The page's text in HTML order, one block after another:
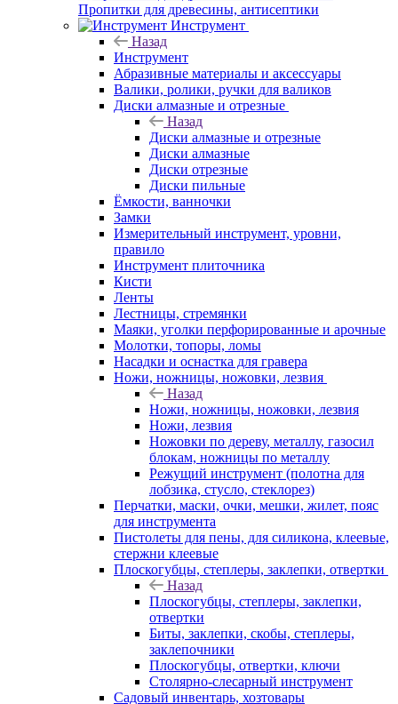
Пропитки для древесины, антисептики
Инструмент
Назад
Инструмент
Абразивные материалы и аксессуары
Валики, ролики, ручки для валиков
Диски алмазные и отрезные
Назад
Диски алмазные и отрезные
Диски алмазные
Диски отрезные
Диски пильные
Ёмкости, ванночки
Замки
Измерительный инструмент, уровни,
правило
Инструмент плиточника
Кисти
Ленты
Лестницы, стремянки
Маяки, уголки перфорированные и арочные
Молотки, топоры, ломы
Насадки и оснастка для гравера
Ножи, ножницы, ножовки, лезвия
Назад
Ножи, ножницы, ножовки, лезвия
Ножи, лезвия
Ножовки по дереву, металлу, газосил
блокам, ножницы по металлу
Режущий инструмент (полотна для
лобзика, стусло, стеклорез)
Перчатки, маски, очки, мешки, жилет, пояс
для инструмента
Пистолеты для пены, для силикона, клеевые,
стержни клеевые
Плоскогубцы, степлеры, заклепки, отвертки
Назад
Плоскогубцы, степлеры, заклепки,
отвертки
Биты, заклепки, скобы, степлеры,
заклепочники
Плоскогубцы, отвертки, ключи
Столярно-слесарный инструмент
Садовый инвентарь, хозтовары